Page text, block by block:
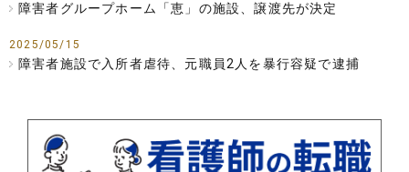
障害者グループホーム「恵」の施設、譲渡先が決定
2025/05/15
障害者施設で入所者虐待、元職員2人を暴行容疑で逮捕